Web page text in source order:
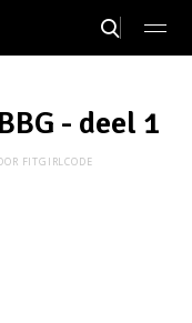
- deel 1
FITGIRLCODE